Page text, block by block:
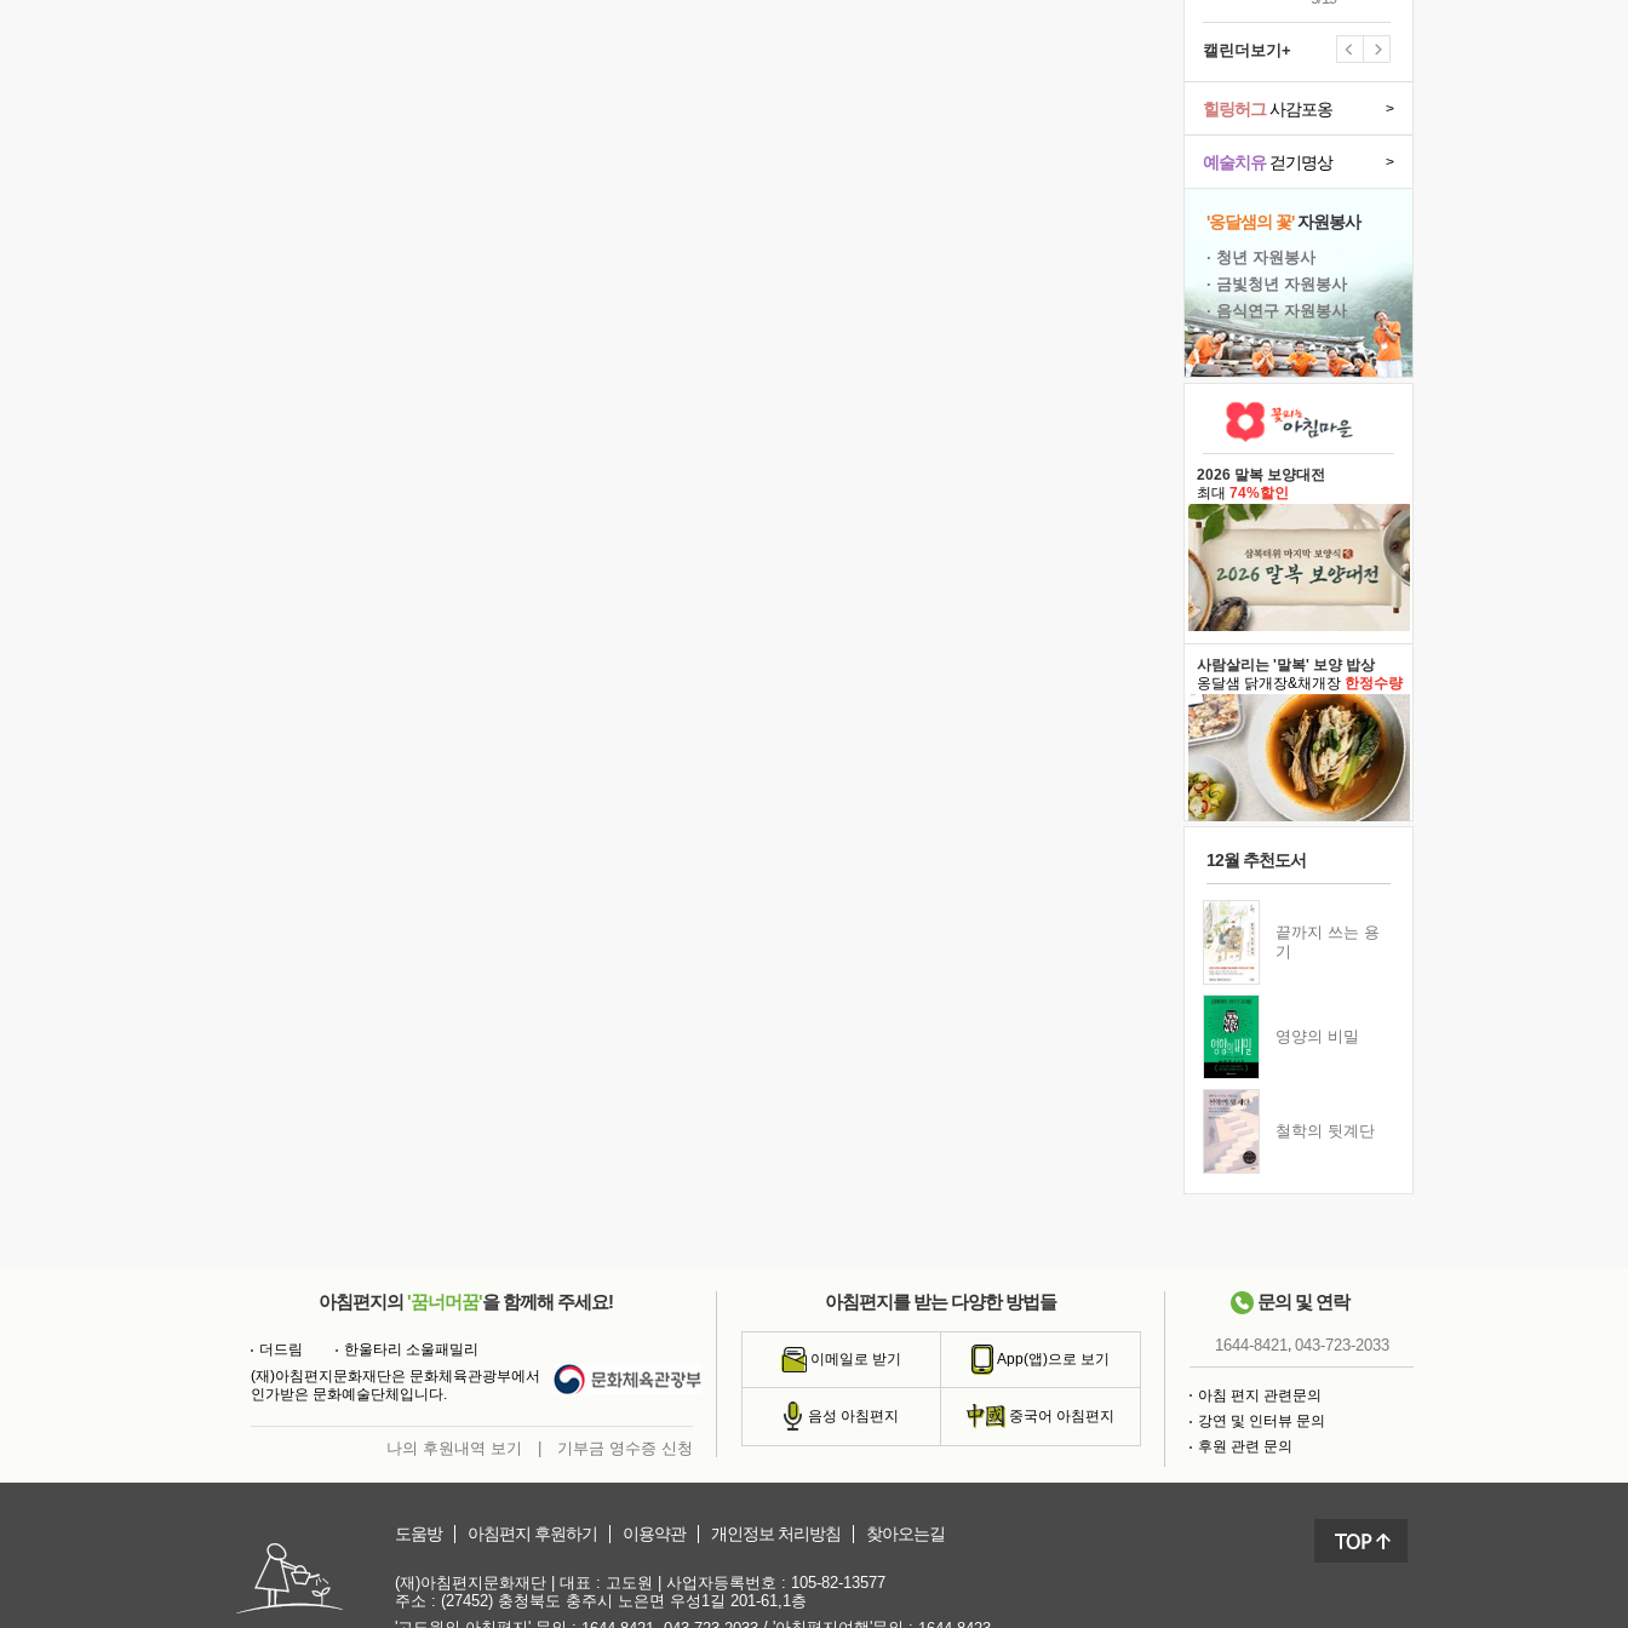
캘린더보기+
예술치유걷기명상 >
힐링허그사감포옹 >
'옹달샘의 꽃'자원봉사
· 청년 자원봉사
· 금빛청년 자원봉사
· 음식연구 자원봉사
2026 말복 보양대전
최대 74%할인
사람살리는 '말복' 보양 밥상
옹달샘 닭개장&채개장 한정수량
12월 추천도서
끝까지 쓰는 용
기
영양의 비밀
철학의 뒷계단
아침편지의 '꿈너머꿈'을 함께해 주세요!
더드림
한울타리 소울패밀리
(재)아침편지문화재단은 문화체육관광부에서
인가받은 문화예술단체입니다.
나의 후원내역 보기 기부금 영수증 신청
아침편지를 받는 다양한 방법들
이메일로 받기 App(앱)으로 보기
음성 아침편지 중국어 아침편지
문의 및 연락
1644-8421, 043-723-2033
아침 편지 관련문의
강연 및 인터뷰 문의
후원 관련 문의
도움방 아침편지 후원하기 이용약관 개인정보 처리방침 찾아오는길
(재)아침편지문화재단 | 대표 : 고도원 | 사업자등록번호 : 105-82-13577
주소 : (27452) 충청북도 충주시 노은면 우성1길 201-61,1층